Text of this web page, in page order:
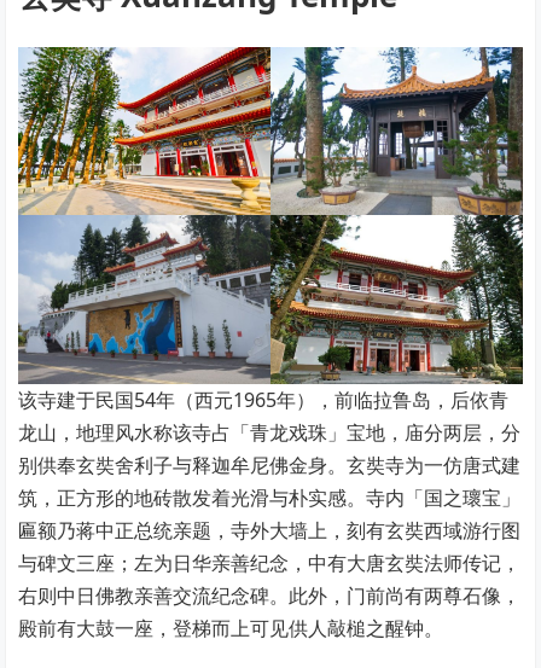
该寺建于民国54年（西元1965年），前临拉鲁岛，后依青
龙山，地理风水称该寺占「青龙戏珠」宝地，庙分两层，分
别供奉玄奘舍利子与释迦牟尼佛金身。玄奘寺为一仿唐式建
筑，正方形的地砖散发着光滑与朴实感。寺内「国之瓌宝」
匾额乃蒋中正总统亲题，寺外大墙上，刻有玄奘西域游行图
与碑文三座；左为日华亲善纪念，中有大唐玄奘法师传记，
右则中日佛教亲善交流纪念碑。此外，门前尚有两尊石像，
殿前有大鼓一座，登梯而上可见供人敲槌之醒钟。